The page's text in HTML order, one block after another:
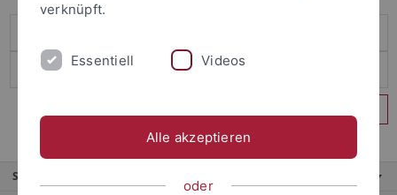
Service
verknüpft.
Essentiell Videos
Alle akzeptieren
oder